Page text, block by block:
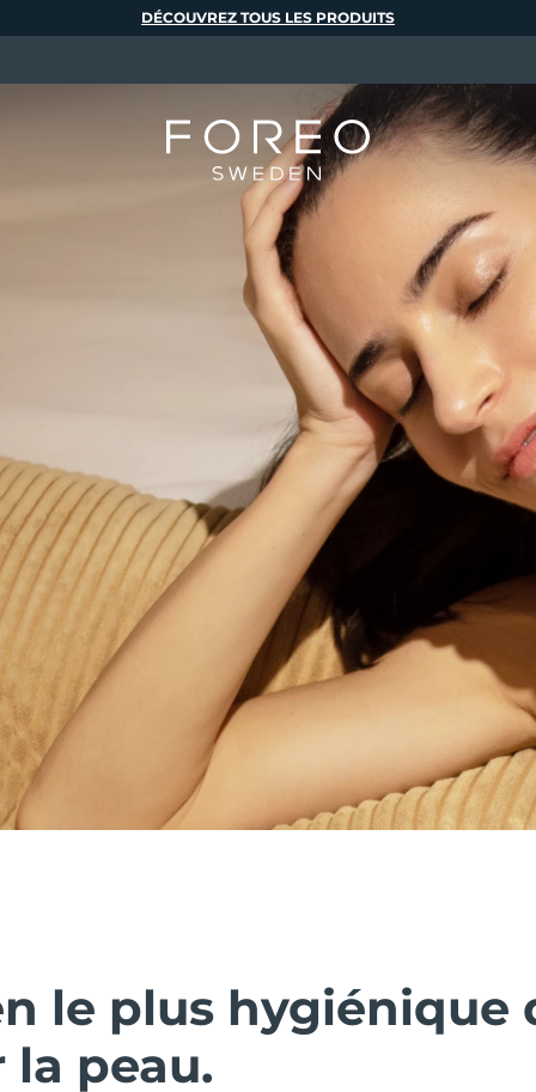
le plus hygiénique
peau.
DÉCOUVREZ TOUS LES PRODUITS